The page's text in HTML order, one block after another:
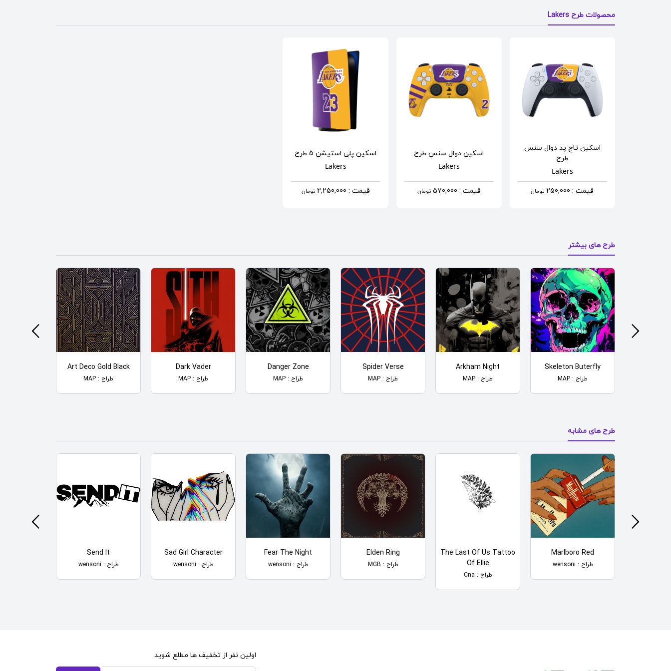
محصولات طرح Lakers
اسکین تاچ پد دوال سنس
طرح
Lakers
قیمت : 250,000 تومان
اسکین دوال سنسطرح
Lakers
قیمت : 570,000 تومان
اسکین پلی استیشن 5
طرح
Lakers
قیمت : 2,250,000 تومان
طرح های بیشتر
Skeleton Buterfly
طراح : MAP
Arkham Night
طراح : MAP
Spider Verse
طراح : MAP
Danger Zone
طراح : MAP
Dark Vader
طراح : MAP
Art Deco Gold Black
طراح : MAP
طرح های مشابه
Marlboro Red
طراح : wensoni
The Last Of Us Tattoo
Of Ellie
طراح : Cna
Elden Ring
طراح : MGB
Fear The Night
طراح : wensoni
Sad Girl Character
طراح : wensoni
Send It
طراح : wensoni
اولین نفر از تخفیف ها مطلع شوید